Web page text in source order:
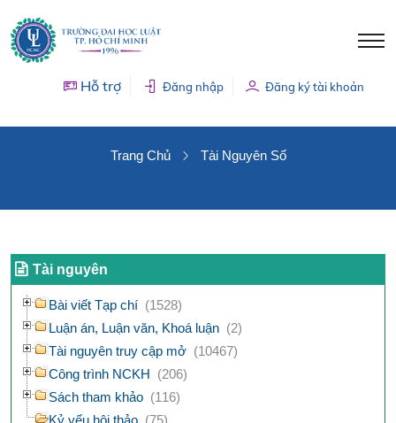
Hỗ trợ Đăng nhập Đăng ký tài khoản
Trang Chủ Tài Nguyên Số
Tài nguyên
Bài viết Tạp chí (1528)
Luận án, Luận văn, Khoá luận (2)
Tài nguyên truy cập mở (10467)
Công trình NCKH (206)
Sách tham khảo (116)
Kỷ yếu hội thảo (75)